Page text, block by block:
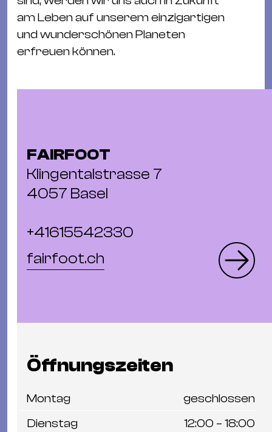
am Leben auf unserem einzigartigen
und wunderschönen Planeten
erfreuen können.
FAIRFOOT
Klingentalstrasse 7
4057 Basel
+41615542330
fairfoot.ch
Öffnungszeiten
Montag
geschlossen
Dienstag
12:00 – 18:00